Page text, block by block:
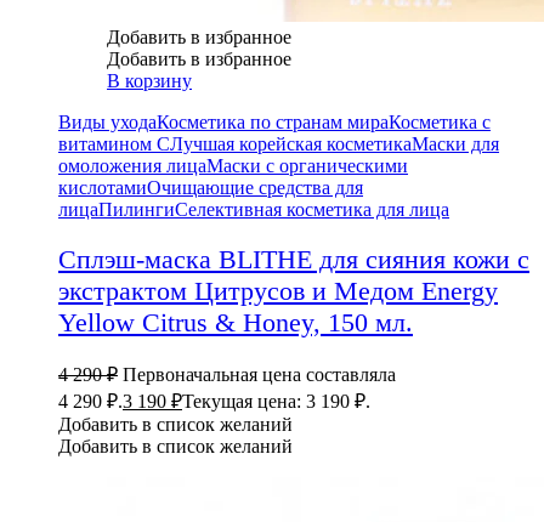
Добавить в избранное
Добавить в избранное
В корзину
Виды уходаКосметика по странам мираКосметика с
витамином СЛучшая корейская косметикаМаски для
омоложения лицаМаски с органическими
кислотамиОчищающие средства для
лицаПилингиСелективная косметика для лица
Сплэш-маска BLITHE для сияния кожи с
экстрактом Цитрусов и Медом Energy
Yellow Citrus & Honey, 150 мл.
4 290₽ Первоначальная цена составляла
4 290 ₽.3 190 ₽Текущая цена: 3 190 ₽.
Добавить в список желаний
Добавить в список желаний